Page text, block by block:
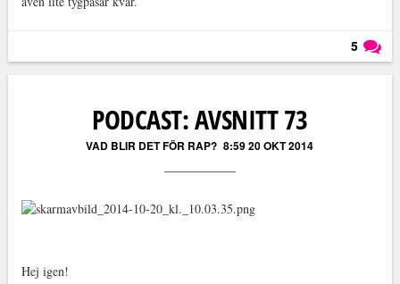
5
PODCAST: AVSNITT 73
VAD BLIR DET FÖR RAP? 8:59 20 OKT 2014
Hej igen!